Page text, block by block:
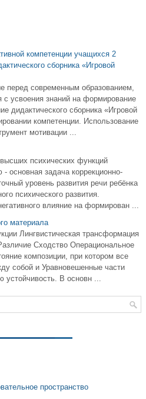
компетенции учащихся 2
сборника «Игровой
перед современным образованием,
с усвоения знаний на формирование
дидактического сборника «Игровой
компетенции. Использование
мотивации ...
психических функций
основная задача коррекционно-
уровень развития речи ребёнка
психического развития.
влияние на формирован ...
материала
Лингвистическая трансформация
Сходство Операциональное
композиции, при котором все
собой и Уравновешенные части
устойчивость. В основн ...
пространство